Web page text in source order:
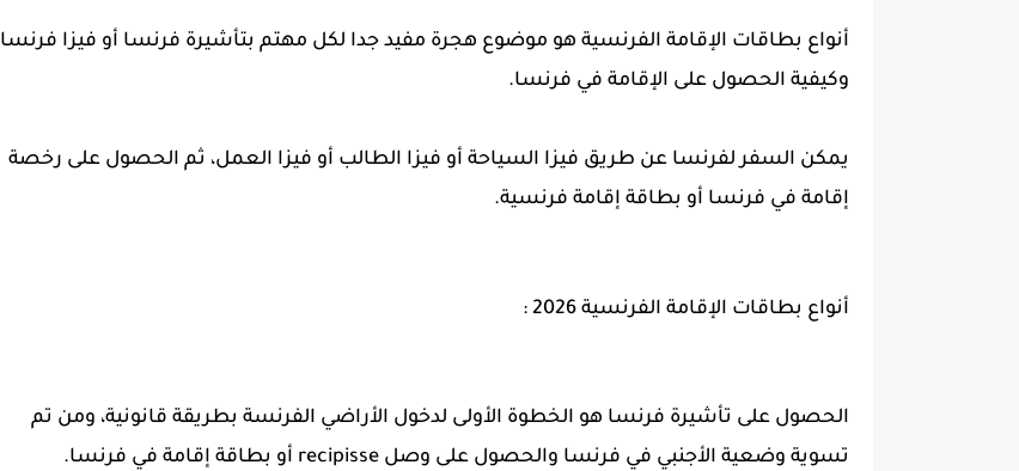
أنواع بطاقات الإقامة الفرنسية هو موضوع هجرة مفيد جدا لكل مهتم بتأشيرة فرنسا أو فيزا فرنسا
وكيفية الحصول على الإقامة في فرنسا.
يمكن السفر لفرنسا عن طريق فيزا السياحة أو فيزا الطالب أو فيزا العمل، ثم الحصول على رخصة
إقامة في فرنسا أو بطاقة إقامة فرنسية.
أنواع بطاقات الإقامة الفرنسية 2026 :
الحصول على تأشيرة فرنسا هو الخطوة الأولى لدخول الأراضي الفرنسة بطريقة قانونية، ومن تم
تسوية وضعية الأجنبي في فرنسا والحصول على وصل recipisse أو بطاقة إقامة في فرنسا.